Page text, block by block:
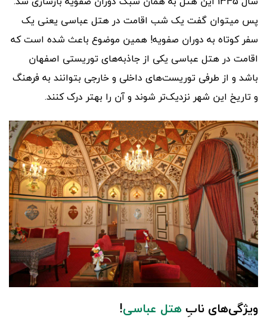
پس میتوان گفت یک شب اقامت در هتل عباسی یعنی یک
سفر کوتاه به دوران صفویه! همین موضوع باعث شده است که
اقامت در هتل عباسی یکی از جاذبه‌های توریستی اصفهان
باشد و از طرفی توریست‌های داخلی و خارجی بتوانند به فرهنگ
و تاریخ این شهر نزدیک‌تر شوند و آن را بهتر درک کنند.
ویژگی‌های نابِ هتل عباسی!